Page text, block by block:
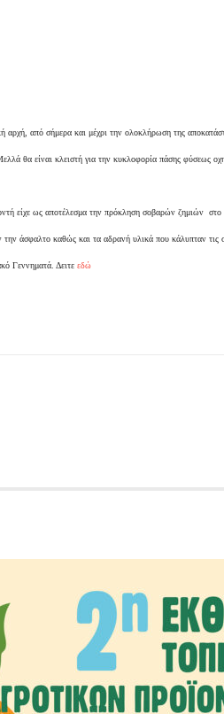
από σήμερα και μέχρι την ολοκλήρωση της
θα είναι κλειστή για την κυκλοφορία πάσης φύσεως
είχε ως αποτέλεσμα την πρόκληση σοβαρών ζημιών στο
άσφαλτο καθώς και τα αδρανή υλικά που κάλυπταν τις
Γεννηματά. Δειτε εδώ